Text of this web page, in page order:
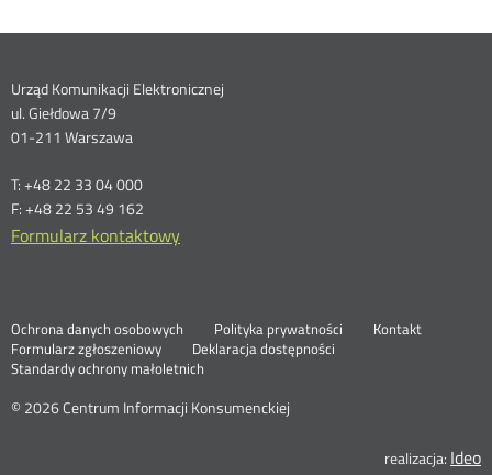
Dane
kontaktowe
Urząd Komunikacji Elektronicznej
ul. Giełdowa 7/9
01-211 Warszawa
T: +48 22 33 04 000
F: +48 22 53 49 162
Formularz kontaktowy
Ochrona danych osobowych Polityka prywatności
Kontakt
Formularz zgłoszeniowy
Nowa
karta
Deklaracja dostępności
Standardy ochrony małoletnich
© 2026 Centrum Informacji Konsumenckiej
realizacja: Ideo